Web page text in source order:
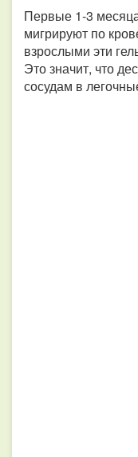
Первые 1-3
мигрируют по
взрослыми эти
Это значит, что
сосудам в